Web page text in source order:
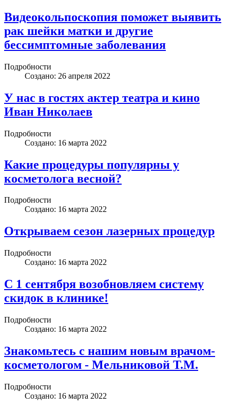
Видеокольпоскопия поможет выявить
рак шейки матки и другие
бессимптомные заболевания
Подробности
Создано: 26 апреля 2022
У нас в гостях актер театра и кино
Иван Николаев
Подробности
Создано: 16 марта 2022
Какие процедуры популярны у
косметолога весной?
Подробности
Создано: 16 марта 2022
Открываем сезон лазерных процедур
Подробности
Создано: 16 марта 2022
С 1 сентября возобновляем систему
скидок в клинике!
Подробности
Создано: 16 марта 2022
Знакомьтесь с нашим новым врачом-
косметологом - Мельниковой Т.М.
Подробности
Создано: 16 марта 2022